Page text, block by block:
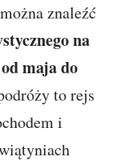
znaleźć
na
maja do
to rejs
i